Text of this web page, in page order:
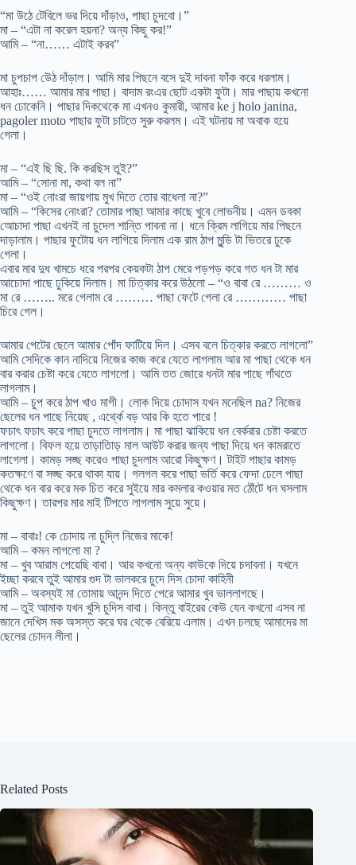
“মা উঠে টেবিলে ভর দিয়ে দাঁড়াও, পাছা চুদবো।”
মা – “এটা না করেল হয়না? অন্য কিছু কর!”
আমি – “না…… এটাই করব”
মা চুপচাপ উেঠ দাঁড়াল। আমি মার পিছনে বসে দুই দাবনা ফাঁক করে ধরলাম।
আহাঃ…… আমার মার পাছা। বাদাম রংএর ছোট একটা ফুটা। মার পাছায় কখনো
ধন ঢোকেনি। পাছার দিকথেকে মা এখনও কুমারী, আমার ke j holo janina,
pagoler moto পাছার ফুটা চাটতে সুরু করলম। এই ঘটনায় মা অবাক হয়ে
গেলা।
মা – “এই ছি ছি. কি করছিস তুই?”
আমি – “সোনা মা, কথা বল না”
মা – “ওই নোংরা জায়গায় মুখ দিতে তোর বাধেলা না?”
আমি – “কিসের নোংরা? তোমার পাছা আমার কাছে খুবে লোভনীয়। এমন ডবকা
আেচাদা পাছা এখনই না চুদেল শান্তি পাবনা না। ধনে ক্রিম লাগিয়ে মার পিছনে
দাড়ালাম। পাছার ফুটোয় ধন লাগিয়ে দিলাম এক রাম ঠাপ মুন্ডি টা ভিতরে ঢুকে
গেলা।
এবার মার দুধ খামচে ধরে পরপর কেয়কটা ঠাপ মেরে পড়পড় করে গত ধন টা মার
আচোদা পাছে ঢুকিয়ে দিলাম। মা চিত্কার করে উঠলো – “ও বাবা রে ……… ও
মা রে …….. মরে গেলাম রে ……… পাছা ফেটে গেলা রে ………… পাছা
চিরে গেল।
আমার পেটের ছেলে আমার পোঁদ ফাটিয়ে দিল। এসব বলে চিত্কার করতে লাগলো”
আমি সেদিকে কান নাদিয়ে নিজের কাজ করে যেতে লাগলাম আর মা পাছা থেকে ধন
বার করার চেষ্টা করে যেতে লাগলো। আমি তত জোরে ধনটা মার পাছে গাঁথতে
লাগলাম।
আমি – চুপ করে ঠাপ খাও মাগী। লোক দিয়ে চোদাস যখন মনেছিল na? নিজের
ছেলের ধন পাছে নিয়েছ , এর্থ্কে বড় আর কি হতে পারে !
ফচাৎ ফচাৎ করে পাছা চুদতে লাগলাম। মা পাছা ঝাকিয়ে ধন বের্করার চেষ্টা করতে
লাগলো। বিফল হয়ে তাড়াতািড় মাল আউট করার জন্য পাছা দিয়ে ধন কামরাতে
লাগেলা। কামড় সজ্ছ করেও পাছা চুদলাম আরো কিছুক্ষণ। টাইট পাছার কামড়
কতক্ষণে বা সজ্ছ করে থাকা যায়। গলগল করে পাছা ভর্তি করে ফেদা ঢেলে পাছা
থেকে ধন বার করে মক চিত করে সুইয়ে মার কমলার কওয়ার মত ঠোঁটে ধন ঘসলাম
কিছুক্ষণ। তারপর মার মাই টিপতে লাগলাম সুয়ে সুয়ে।
মা – বাবাঃ! কে চোদায় না চুদ্লি নিজের মাকে!
আমি – কমন লাগলো মা ?
মা – খুব আরাম পেয়েছি বাবা। আর কখনো অন্য কাউকে দিয়ে চদাবনা। যখনে
ইচ্ছা করবে তুই আমার গুদ টা ভালকরে চুদে দিস চোদা কাহিনী
আমি – অবস্যই মা তোমায় আনন্দ দিতে পেরে আমার খুব ভাললাগছে।
মা – তুই আমাক যখন খুসি চুদিস বাবা। কিন্তু বাইরের কেউ যেন কখনো এসব না
জানে দেখিস মক অসস্ত করে ঘর থেকে বেরিয়ে এলাম। এখন চলছে আমাদের মা
ছেলের চোদন লীলা।
Related Posts